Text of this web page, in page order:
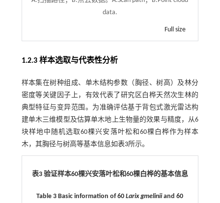
data.
Full size
1.2.3 样本选取与代表性分析
样本集在树种组成、单木结构参数（胸径、树高）及林分
密度等关键因子上，有效代表了研究区白桦天然次生林的
典型特征与变异范围。为准确评估基于背包式激光雷达构
建单木三维模型及估算单木地上生物量的效果与精度，从6
块样地中随机选取60棵兴安落叶松和60棵白桦作为样本
木，其胸径与树高等基本信息如表3所示。
表3 验证样本60棵兴安落叶松和60棵白桦的基本信息
Table 3 Basic information of 60Larix gmeliniiand 60